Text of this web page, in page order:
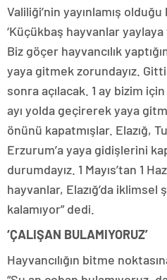
Valiliği’nin yayınlamış
‘Küçükbaş hayvanlar
Biz göçer hayvancılık
yaya gitmek zorundayız.
sonra açılacak. 1 ay bizim
ayı yolda geçirerek yaya
önünü kapatmışlar. Elazığ,
Erzurum’a yaya gidişlerini
durumdayız. 1 Mayıs’tan 1
hayvanlar, Elazığ’da iklimsel
kalamıyor” dedi.
‘ÇALIŞAN BULAMIYORUZ’
Hayvancılığın bitme